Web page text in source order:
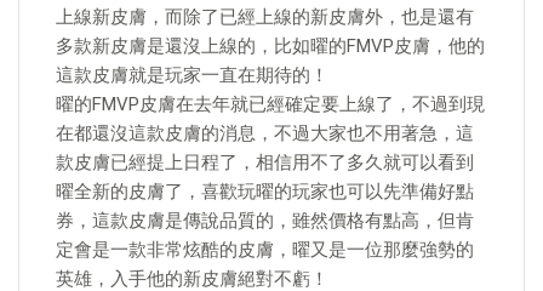
上線新皮膚，而除了已經上線的新皮膚外，也是還有
多款新皮膚是還沒上線的，比如曜的FMVP皮膚，他的
這款皮膚就是玩家一直在期待的！
曜的FMVP皮膚在去年就已經確定要上線了，不過到現
在都還沒這款皮膚的消息，不過大家也不用著急，這
款皮膚已經提上日程了，相信用不了多久就可以看到
曜全新的皮膚了，喜歡玩曜的玩家也可以先準備好點
券，這款皮膚是傳說品質的，雖然價格有點高，但肯
定會是一款非常炫酷的皮膚，曜又是一位那麼強勢的
英雄，入手他的新皮膚絕對不虧！